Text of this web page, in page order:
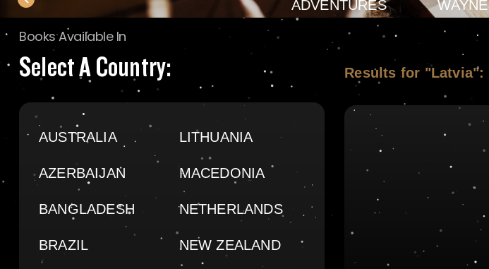
ADVENTURES
WAYNE
Books Available In
Select A Country:
AUSTRALIA
AZERBAIJAN
BANGLADESH
BRAZIL
LITHUANIA
MACEDONIA
NETHERLANDS
NEW ZEALAND
Results for "Latvia":